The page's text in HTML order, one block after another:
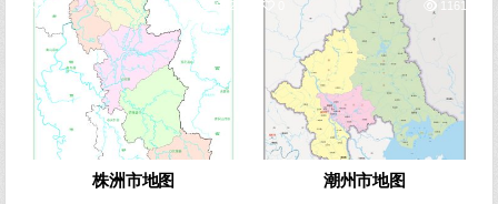
642
株洲市地图
1161
潮州市地图